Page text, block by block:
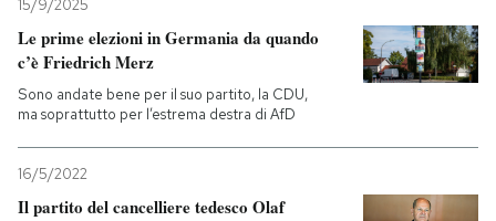
Scienza
Cultura
Economia
Sport
Media
Altrecose
Mondiali calcio 2026
15/9/2025
Le prime elezioni in Germania da quando
c’è Friedrich Merz
Sono andate bene per il suo partito, la CDU,
ma soprattutto per l’estrema destra di AfD
16/5/2022
Il partito del cancelliere tedesco Olaf